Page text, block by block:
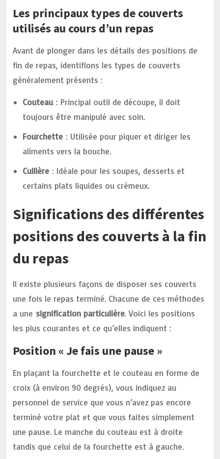
Les principaux types de couverts
utilisés au cours d’un repas
Avant de plonger dans les détails des positions de
fin de repas, identifions les types de couverts
généralement présents :
Couteau : Principal outil de découpe, il doit
toujours être manipulé avec soin.
Fourchette : Utilisée pour piquer et diriger les
aliments vers la bouche.
Cuillère : Idéale pour les soupes, desserts et
certains plats liquides ou crémeux.
Significations des différentes
positions des couverts à la fin
du repas
Il existe plusieurs façons de disposer ses couverts
une fois le repas terminé. Chacune de ces méthodes
a une signification particulière. Voici les positions
les plus courantes et ce qu’elles indiquent :
Position « Je fais une pause »
En plaçant la fourchette et le couteau en forme de
croix (à environ 90 degrés), vous indiquez au
personnel de service que vous n’avez pas encore
terminé votre plat et que vous faites simplement
une pause. Le manche du couteau est à droite
tandis que celui de la fourchette est à gauche.